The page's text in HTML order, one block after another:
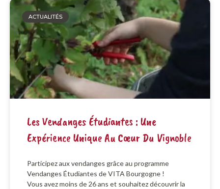
ACTUALITÉS
Les Vendanges Étudiantes : Une
Expérience Unique Au Cœur Du Vignoble
Participez aux vendanges grâce au programme
Vendanges Étudiantes de VITA Bourgogne !
Vous avez moins de 26 ans et souhaitez découvrir la